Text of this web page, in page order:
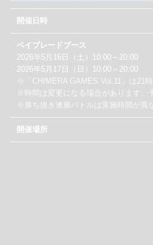
開催日時
ベイブレードブース
2026年5月16日（土）10:00～20:00
2026年5月17日（日）10:00～20:00
※「CHIMERA GAMES Vol.11」は21時
※時間は変更になる場合があります。
※勝ち抜き連勝バトルは実施時間が異
開催場所